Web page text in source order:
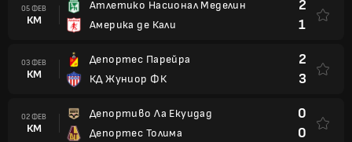
05 ФЕВ
КМ
Атлетико Насионал Меделин
Америка де Кали
2
1
03 ФЕВ
КМ
Депортес Парейра
КД Жуниор ФК
2
3
02 ФЕВ
КМ
Депортиво Ла Екуидад
Депортес Толима
0
0